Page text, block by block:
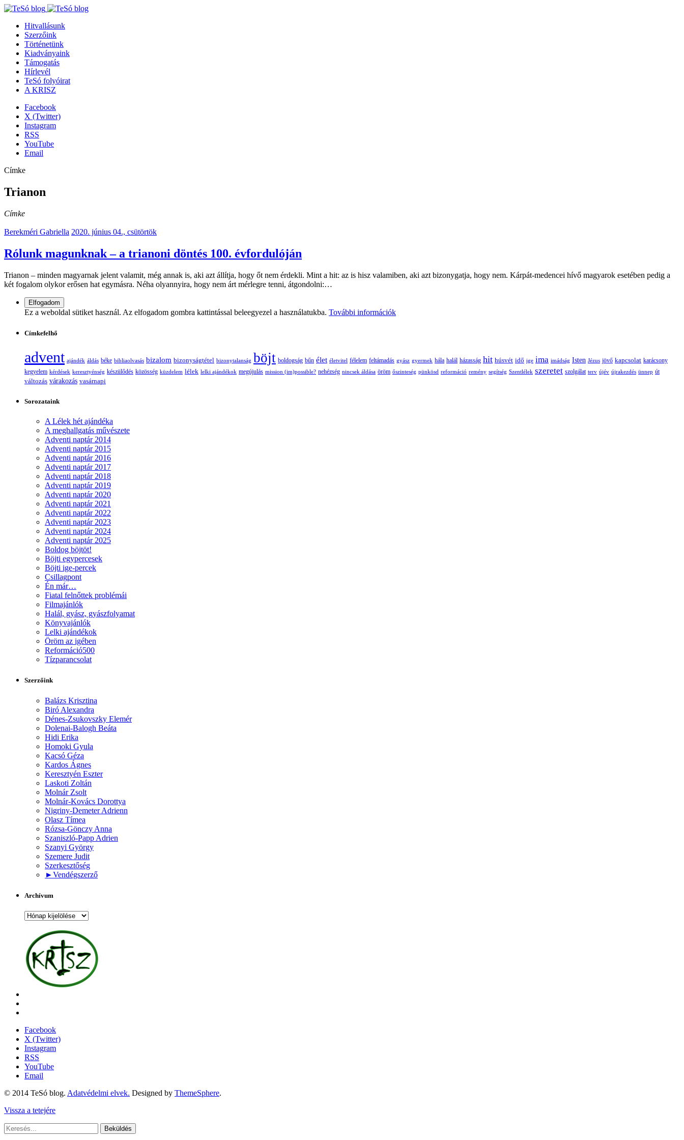
Hitvallásunk
Szerzőink
Történetünk
Kiadványaink
Támogatás
Hírlevél
TeSó folyóirat
A KRISZ
Facebook
X (Twitter)
Instagram
RSS
YouTube
Email
Címke
Trianon
Címke
Berekméri Gabriella 2020. június 04., csütörtök
Rólunk magunknak – a trianoni döntés 100. évfordulóján
Trianon – minden magyarnak jelent valamit, még annak is, aki azt állítja, hogy őt nem érdekli. Mint a hit: az is hisz valamiben, aki azt bizonygatja, hogy nem. Kárpát-medencei hívő magyarok esetében pedig a
két fogalom olykor erősen hat egymásra. Néha olyannyira, hogy nem árt mérlegre tenni, átgondolni:…
Ez a weboldal sütiket használ. Az elfogadom gombra kattintással beleegyezel a használatukba. További információk
Címkefelhő
advent ajándék áldás béke bibliaolvasás bizalom bizonyságtétel bizonytalanság böjt boldogság bűn élet életvitel félelem feltámadás gyász gyermek hála halál házasság hit húsvét idő ige ima imádság Isten Jézus jövő kapcsolat karácsony
kegyelem kérdések keresztyénség készülődés közösség küzdelem lélek lelki ajándékok megújulás mission (im)possible? nehézség nincsek áldása öröm őszinteség pünkösd reformáció remény segítség Szentlélek szeretet szolgálat terv újév újrakezdés ünnep út
változás várakozás vasárnapi
Sorozataink
A Lélek hét ajándéka
A meghallgatás művészete
Adventi naptár 2014
Adventi naptár 2015
Adventi naptár 2016
Adventi naptár 2017
Adventi naptár 2018
Adventi naptár 2019
Adventi naptár 2020
Adventi naptár 2021
Adventi naptár 2022
Adventi naptár 2023
Adventi naptár 2024
Adventi naptár 2025
Boldog böjtöt!
Böjti egypercesek
Böjti ige-percek
Csillagpont
Én már…
Fiatal felnőttek problémái
Filmajánlók
Halál, gyász, gyászfolyamat
Könyvajánlók
Lelki ajándékok
Öröm az igében
Reformáció500
Tízparancsolat
Szerzőink
Balázs Krisztina
Biró Alexandra
Dénes-Zsukovszky Elemér
Dolenai-Balogh Beáta
Hidi Erika
Homoki Gyula
Kacsó Géza
Kardos Ágnes
Keresztyén Eszter
Laskoti Zoltán
Molnár Zsolt
Molnár-Kovács Dorottya
Nigriny-Demeter Adrienn
Olasz Tímea
Rózsa-Gönczy Anna
Szaniszló-Papp Adrien
Szanyi György
Szemere Judit
Szerkesztőség
►Vendégszerző
Archívum
Archívum
Facebook
X (Twitter)
Instagram
RSS
YouTube
Email
© 2014 TeSó blog. Adatvédelmi elvek. Designed by ThemeSphere.
Vissza a tetejére
Beküldés